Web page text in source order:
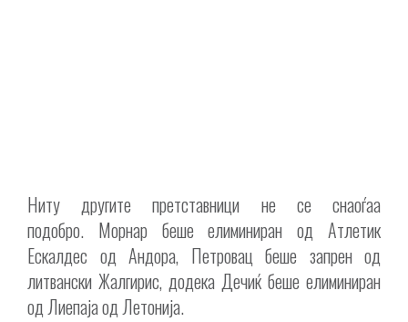
Ниту другите претставници не се снаоѓаа
подобро. Морнарбеше елиминиран од Атлетик
Ескалдес од Андора, Петровацбеше запрен од
литвански Жалгирис, додека Дечиќ беше елиминиран
од Лиепаја од Летонија.